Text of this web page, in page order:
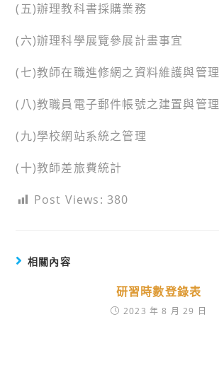
(五)辦理教科書採購業務
(六)辦理科學展覽參展計畫事宜
(七)教師在職進修網之資料維護與管理
(八)教職員電子郵件帳號之建置與管理
(九)學校網站系統之管理
(十)教師差旅費統計
Post Views: 380
相關內容
研習時數登錄表
2023 年 8 月 29 日